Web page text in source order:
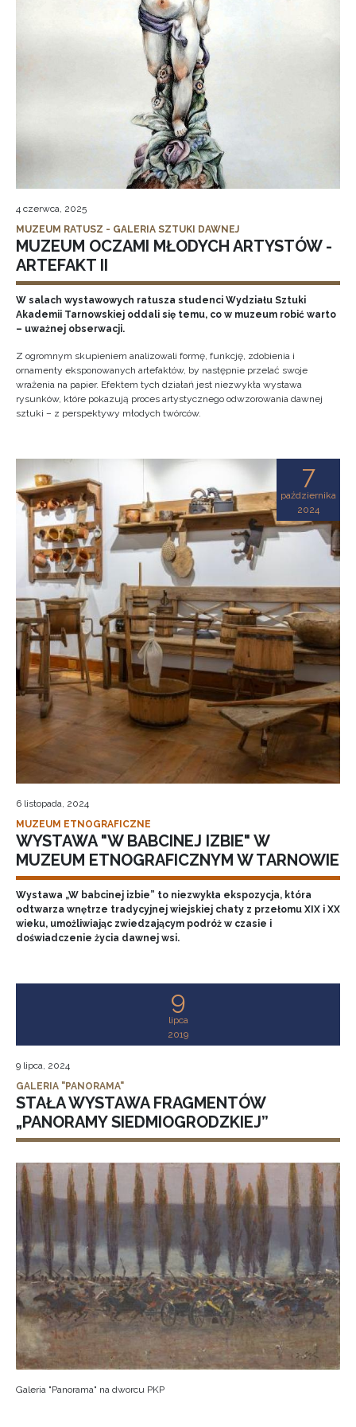
4 czerwca, 2025
MUZEUM RATUSZ - GALERIA SZTUKI DAWNEJ
MUZEUM OCZAMI MŁODYCH ARTYSTÓW -
ARTEFAKT II
W salach wystawowych ratusza studenci Wydziału Sztuki
Akademii Tarnowskiej oddali się temu, co w muzeum robić warto
– uważnej obserwacji.
Z ogromnym skupieniem analizowali formę, funkcję, zdobienia i
ornamenty eksponowanych artefaktów, by następnie przelać swoje
wrażenia na papier. Efektem tych działań jest niezwykła wystawa
rysunków, które pokazują proces artystycznego odwzorowania dawnej
sztuki – z perspektywy młodych twórców.
7
października
2024
6 listopada, 2024
MUZEUM ETNOGRAFICZNE
WYSTAWA "W BABCINEJ IZBIE" W
MUZEUM ETNOGRAFICZNYM W TARNOWIE
Wystawa „W babcinej izbie” to niezwykła ekspozycja, która
odtwarza wnętrze tradycyjnej wiejskiej chaty z przełomu XIX i XX
wieku, umożliwiając zwiedzającym podróż w czasie i
doświadczenie życia dawnej wsi.
9
lipca
2019
9 lipca, 2024
GALERIA "PANORAMA"
STAŁA WYSTAWA FRAGMENTÓW
„PANORAMY SIEDMIOGRODZKIEJ”
Galeria "Panorama" na dworcu PKP